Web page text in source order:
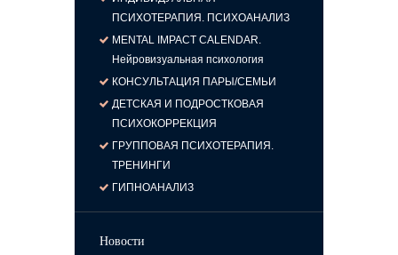
ПСИХОТЕРАПИЯ. ПСИХОАНАЛИЗ
MENTAL IMPACT CALENDAR.
Нейровизуальная психология
КОНСУЛЬТАЦИЯ ПАРЫ/СЕМЬИ
ДЕТСКАЯ И ПОДРОСТКОВАЯ
ПСИХОКОРРЕКЦИЯ
ГРУППОВАЯ ПСИХОТЕРАПИЯ.
ТРЕНИНГИ
ГИПНОАНАЛИЗ
Новости